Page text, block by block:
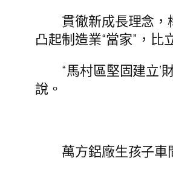
貫徹新成長理念
凸起制造業“當家”，
“馬村區堅固建立‘
說。
萬方鋁廠生孩子